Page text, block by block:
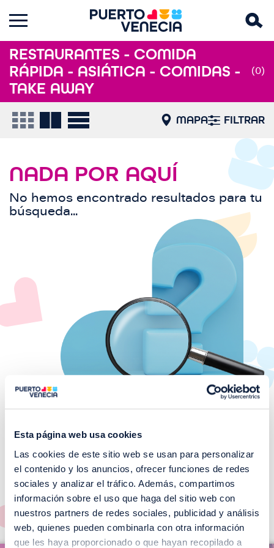
Esta página web usa cookies
Las cookies de este sitio web se usan para personalizar
el contenido y los anuncios, ofrecer funciones de redes
sociales y analizar el tráfico. Además, compartimos
información sobre el uso que haga del sitio web con
nuestros partners de redes sociales, publicidad y análisis
web, quienes pueden combinarla con otra información
que les haya proporcionado o que hayan recopilado a
RESTAURANTES - COMIDA
RÁPIDA - ASIÁTICA - COMIDAS -
TAKE AWAY
(0)
MAPA FILTRAR
NADA POR AQUÍ
No hemos encontrado resultados para tu
búsqueda...
¡No te pierdas nuestros
EVENTOS!
Ver todos >